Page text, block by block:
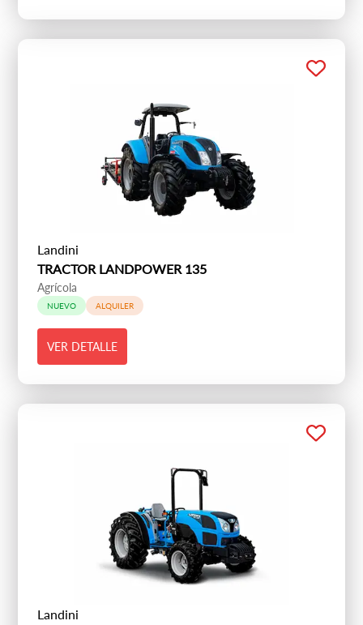
Landini
TRACTOR LANDPOWER 135
Agrícola
NUEVO ALQUILER
VER DETALLE
Landini